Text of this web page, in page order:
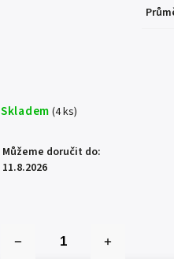
Skladem (4 ks)
Můžeme doručit do:
11.8.2026